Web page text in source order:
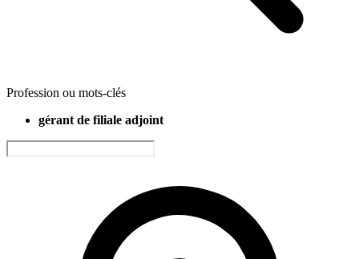
Profession ou mots-clés
gérant de filiale adjoint